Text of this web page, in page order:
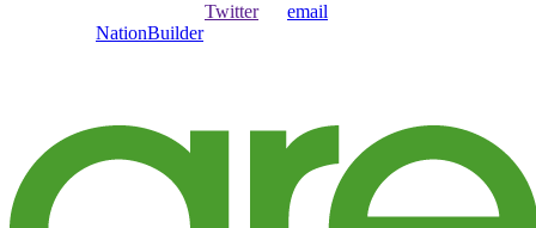
Twitterou email
NationBuilder